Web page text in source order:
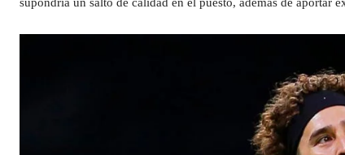
supondría un salto de calidad en el puesto, además de aportar